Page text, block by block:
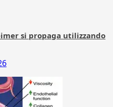
si propaga utilizzando